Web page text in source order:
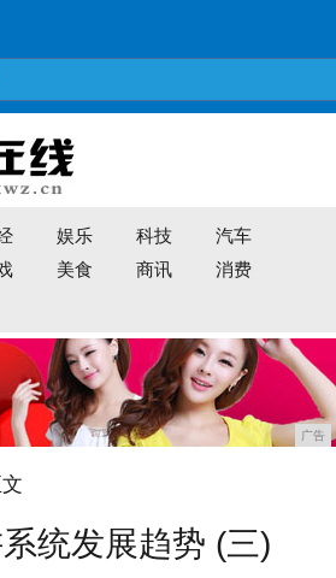
娱乐 科技
汽车
美食 商讯
消费
广告
统发展趋势 (三)